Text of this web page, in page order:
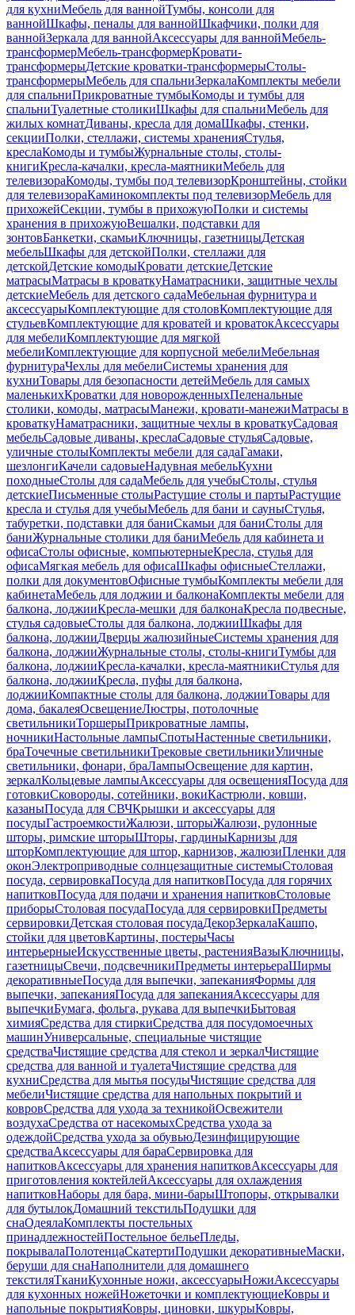
для кухниМебель для ваннойТумбы, консоли для
ваннойШкафы, пеналы для ваннойШкафчики, полки для
ваннойЗеркала для ваннойАксессуары для ваннойМебель-
трансформерМебель-трансформерКровати-
трансформерыДетские кроватки-трансформерыСтолы-
трансформерыМебель для спальниЗеркалаКомплекты мебели
для спальниПрикроватные тумбыКомоды и тумбы для
спальниТуалетные столикиШкафы для спальниМебель для
жилых комнатДиваны, кресла для домаШкафы, стенки,
секцииПолки, стеллажи, системы храненияСтулья,
креслаКомоды и тумбыЖурнальные столы, столы-
книгиКресла-качалки, кресла-маятникиМебель для
телевизораКомоды, тумбы под телевизорКронштейны, стойки
для телевизораКаминокомплекты под телевизорМебель для
прихожейСекции, тумбы в прихожуюПолки и системы
хранения в прихожуюВешалки, подставки для
зонтовБанкетки, скамьиКлючницы, газетницыДетская
мебельШкафы для детскойПолки, стеллажи для
детскойДетские комодыКровати детскиеДетские
матрасыМатрасы в кроваткуНаматрасники, защитные чехлы
детскиеМебель для детского садаМебельная фурнитура и
аксессуарыКомплектующие для столовКомплектующие для
стульевКомплектующие для кроватей и кроватокАксессуары
для мебелиКомплектующие для мягкой
мебелиКомплектующие для корпусной мебелиМебельная
фурнитураЧехлы для мебелиСистемы хранения для
кухниТовары для безопасности детейМебель для самых
маленькихКроватки для новорожденныхПеленальные
столики, комоды, матрасыМанежи, кровати-манежиМатрасы в
кроваткуНаматрасники, защитные чехлы в кроваткуСадовая
мебельСадовые диваны, креслаСадовые стульяСадовые,
уличные столыКомплекты мебели для садаГамаки,
шезлонгиКачели садовыеНадувная мебельКухни
походныеСтолы для садаМебель для учебыСтолы, стулья
детскиеПисьменные столыРастущие столы и партыРастущие
кресла и стулья для учебыМебель для бани и сауныСтулья,
табуретки, подставки для баниСкамьи для баниСтолы для
баниЖурнальные столики для баниМебель для кабинета и
офисаСтолы офисные, компьютерныеКресла, стулья для
офисаМягкая мебель для офисаШкафы офисныеСтеллажи,
полки для документовОфисные тумбыКомплекты мебели для
кабинетаМебель для лоджии и балконаКомплекты мебели для
балкона, лоджииКресла-мешки для балконаКресла подвесные,
стулья садовыеСтолы для балкона, лоджииШкафы для
балкона, лоджииДверцы жалюзийныеСистемы хранения для
балкона, лоджииЖурнальные столы, столы-книгиТумбы для
балкона, лоджииКресла-качалки, кресла-маятникиСтулья для
балкона, лоджииКресла, пуфы для балкона,
лоджииКомпактные столы для балкона, лоджииТовары для
дома, бакалеяОсвещениеЛюстры, потолочные
светильникиТоршерыПрикроватные лампы,
ночникиНастольные лампыСпотыНастенные светильники,
браТочечные светильникиТрековые светильникиУличные
светильники, фонари, браЛампыОсвещение для картин,
зеркалКольцевые лампыАксессуары для освещенияПосуда для
готовкиСковороды, сотейники, вокиКастрюли, ковши,
казаныПосуда для СВЧКрышки и аксессуары для
посудыГастроемкостиЖалюзи, шторыЖалюзи, рулонные
шторы, римские шторыШторы, гардиныКарнизы для
шторКомплектующие для штор, карнизов, жалюзиПленки для
оконЭлектроприводные солнцезащитные системыСтоловая
посуда, сервировкаПосуда для напитковПосуда для горячих
напитковПосуда для подачи и хранения напитковСтоловые
приборыСтоловая посудаПосуда для сервировкиПредметы
сервировкиДетская столовая посудаДекорЗеркалаКашпо,
стойки для цветовКартины, постерыЧасы
интерьерныеИскусственные цветы, растенияВазыКлючницы,
газетницыСвечи, подсвечникиПредметы интерьераШирмы
декоративныеПосуда для выпечки, запеканияФормы для
выпечки, запеканияПосуда для запеканияАксессуары для
выпечкиБумага, фольга, рукава для выпечкиБытовая
химияСредства для стиркиСредства для посудомоечных
машинУниверсальные, специальные чистящие
средстваЧистящие средства для стекол и зеркалЧистящие
средства для ванной и туалетаЧистящие средства для
кухниСредства для мытья посудыЧистящие средства для
мебелиЧистящие средства для напольных покрытий и
ковровСредства для ухода за техникойОсвежители
воздухаСредства от насекомыхСредства ухода за
одеждойСредства ухода за обувьюДезинфицирующие
средстваАксессуары для бараСервировка для
напитковАксессуары для хранения напитковАксессуары для
приготовления коктейлейАксессуары для охлаждения
напитковНаборы для бара, мини-барыШтопоры, открывалки
для бутылокДомашний текстильПодушки для
снаОдеялаКомплекты постельных
принадлежностейПостельное бельеПледы,
покрывалаПолотенцаСкатертиПодушки декоративныеМаски,
беруши для снаНаполнители для домашнего
текстиляТканиКухонные ножи, аксессуарыНожиАксессуары
для кухонных ножейНожеточки и комплектующиеКовры и
напольные покрытияКовры, циновки, шкурыКовры,